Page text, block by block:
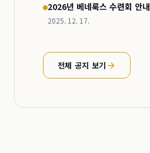
2026년 베네룩스 수련회 안내
2025. 12. 17.
전체 공지 보기